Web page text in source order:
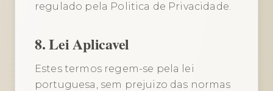
regulado pela Politica de Privacidade.
8. Lei Aplicavel
Estes termos regem-se pela lei
portuguesa, sem prejuizo das normas